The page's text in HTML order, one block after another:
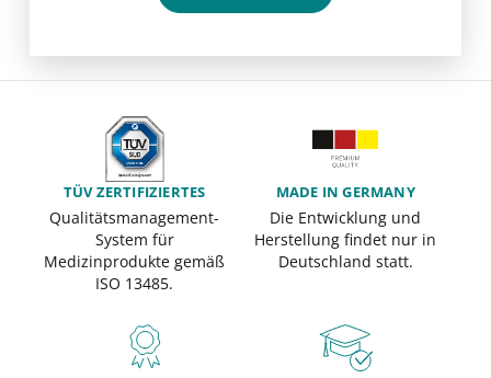
TÜV ZERTIFIZIERTES
Qualitätsmanagement-
System für
Medizinprodukte gemäß
ISO 13485.
MADE IN GERMANY
Die Entwicklung und
Herstellung findet nur in
Deutschland statt.